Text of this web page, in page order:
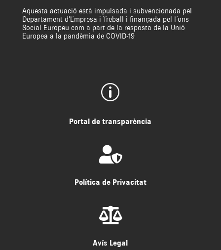
Aquesta actuació està impulsada i subvencionada pel
Departament d’Empresa i Treball i finançada pel Fons
Social Europeu com a part de la resposta de la Unió
Europea a la pandèmia de COVID-19
p
Portal de transparència

Política de Privacitat

Avís Legal